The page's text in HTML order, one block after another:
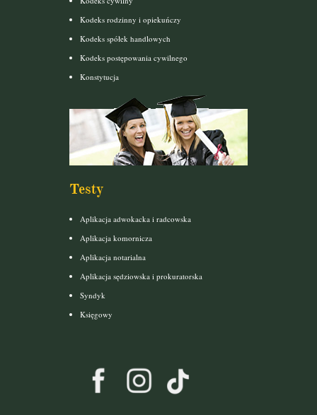
Kodeks rodzinny i opiekuńczy
Kodeks spółek handlowych
Kodeks postępowania cywilnego
Konstytucja
Testy
Aplikacja adwokacka i radcowska
Aplikacja komornicza
Aplikacja notarialna
Aplikacja sędziowska i prokuratorska
Syndyk
Księgowy